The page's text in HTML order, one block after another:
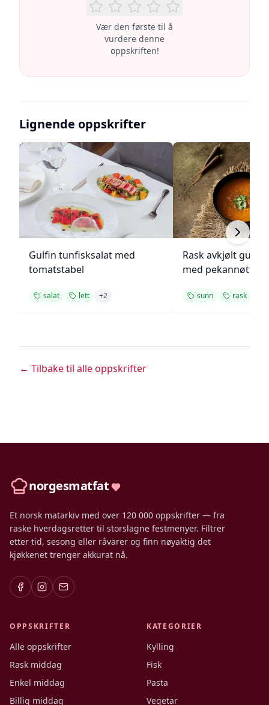
Vær den første til å
vurdere denne
oppskriften!
Lignende oppskrifter
Gulfin tunfisksalat med
tomatstabel
salat lett +2
Rask avkjølt
med pekannøtter
sunn rask
← Tilbake til alle oppskrifter
norgesmatfat
Et norsk matarkiv med over 120 000 oppskrifter — fra
raske hverdagsretter til storslagne festmenyer. Filtrer
etter tid, sesong eller råvarer og finn nøyaktig det
kjøkkenet trenger akkurat nå.
OPPSKRIFTER
Alle oppskrifter
Rask middag
Enkel middag
Billig middag
KATEGORIER
Kylling
Fisk
Pasta
Vegetar